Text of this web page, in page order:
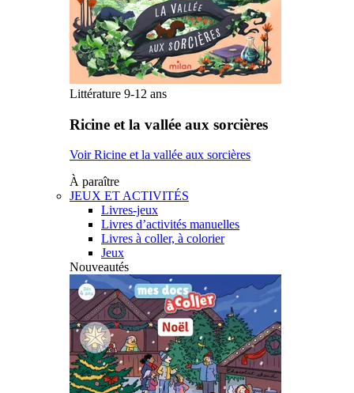
Littérature 9-12 ans
Ricine et la vallée aux sorcières
Voir Ricine et la vallée aux sorcières
À paraître
JEUX ET ACTIVITÉS
Livres-jeux
Livres d’activités manuelles
Livres à coller, à colorier
Jeux
Nouveautés